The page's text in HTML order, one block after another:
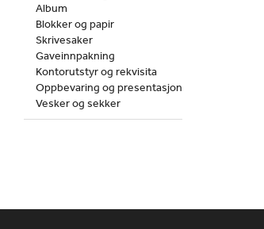
Album
Blokker og papir
Skrivesaker
Gaveinnpakning
Kontorutstyr og rekvisita
Oppbevaring og presentasjon
Vesker og sekker